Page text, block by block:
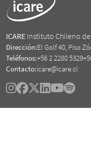
ICARE Instituto Chileno
Dirección:El Golf 40, Piso
Teléfonos:+56 2 2280 5329
Contacto:icare@icare.cl